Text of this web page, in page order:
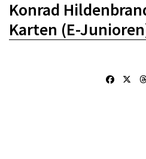
Konrad
Karten (E-